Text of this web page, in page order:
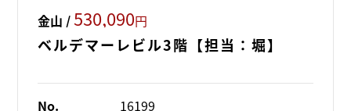
金山 /530,090円
ベルデマーレビル3階【担当：堀】
No. 16199